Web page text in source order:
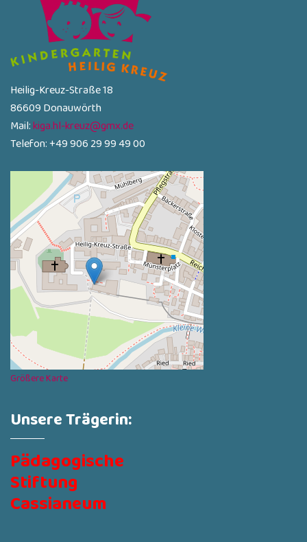
Heilig-Kreuz-Straße 18
86609 Donauwörth
Mail:kiga.hl-kreuz@gmx.de
Telefon: +49 906 29 99 49 00
Größere Karte
Unsere Trägerin:
Pädagogische
Stiftung
Cassianeum